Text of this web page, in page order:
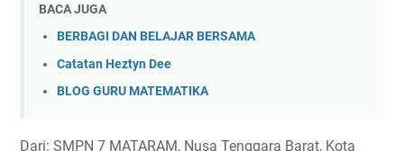
BACA JUGA
BERBAGI DAN BELAJAR BERSAMA
Catatan Heztyn Dee
BLOG GURU MATEMATIKA
Dari: SMPN 7 MATARAM, Nusa Tenggara Barat, Kota